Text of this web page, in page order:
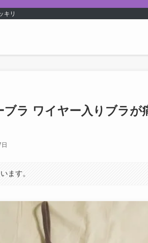
キリ
ラ ワイヤー入りブラが
ます。